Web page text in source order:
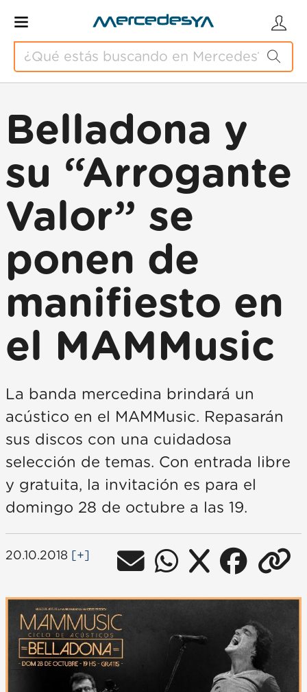
Belladona y
su “Arrogante
Valor” se
ponen de
manifiesto en
el MAMMusic
La banda mercedina brindará un
acústico en el MAMMusic. Repasarán
sus discos con una cuidadosa
selección de temas. Con entrada libre
y gratuita, la invitación es para el
domingo 28 de octubre a las 19.
20.10.2018 [+]